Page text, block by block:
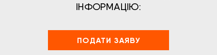
ІНФОРМАЦІЮ:
ПОДАТИ ЗАЯВУ